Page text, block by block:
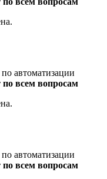
автоматизации
по всем вопросам
автоматизации
по всем вопросам